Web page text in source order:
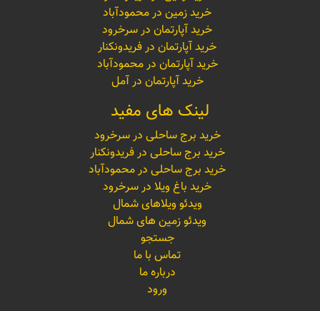
خرید زمین در محمودآباد
خرید آپارتمان در سرخرود
خرید آپارتمان در فریدونکنار
خرید آپارتمان در محمودآباد
خرید آپارتمان در آمل
لینک های مفید
خرید برج ساحلی در سرخرود
خرید برج ساحلی در فریدونکنار
خرید برج ساحلی در محمودآباد
خرید باغ ویلا در سرخرود
ویدئو ویلاهای شمال
ویدئو زمین های شمال
جستجو
تماس با ما
درباره ما
ورود